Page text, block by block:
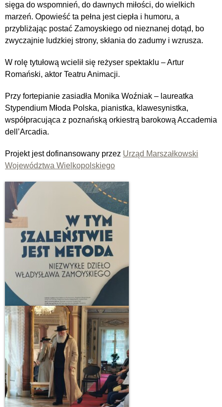
sięga do wspomnień, do dawnych miłości, do wielkich
marzeń. Opowieść ta pełna jest ciepła i humoru, a
przybliżając postać Zamoyskiego od nieznanej dotąd, bo
zwyczajnie ludzkiej strony, skłania do zadumy i wzrusza.
W rolę tytułową wcielił się reżyser spektaklu – Artur
Romański, aktor Teatru Animacji.
Przy fortepianie zasiadła Monika Woźniak – laureatka
Stypendium Młoda Polska, pianistka, klawesynistka,
współpracująca z poznańską orkiestrą barokową Accademia
dell’Arcadia.
Projekt jest dofinansowany przez Urząd Marszałkowski
Województwa Wielkopolskiego